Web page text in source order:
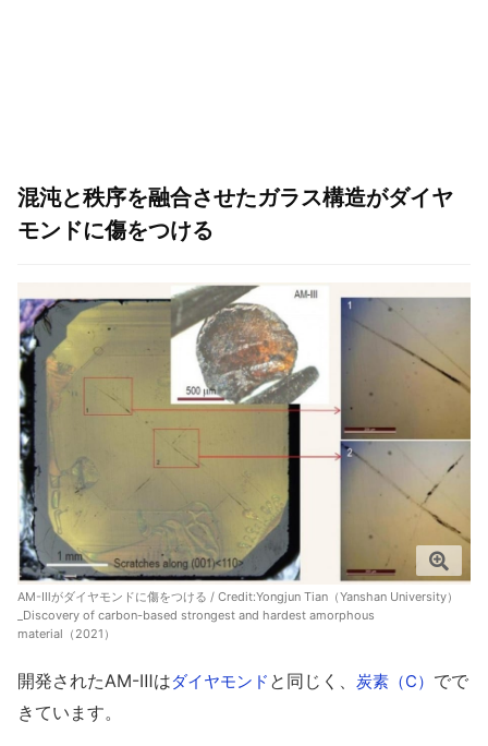
混沌と秩序を融合させたガラス構造がダイヤ
モンドに傷をつける
AM-Ⅲがダイヤモンドに傷をつける / Credit:Yongjun Tian（Yanshan University）
_Discovery of carbon-based strongest and hardest amorphous
material（2021）
開発されたAM-Ⅲはダイヤモンド と同じく、 炭素（C） でで
きています。